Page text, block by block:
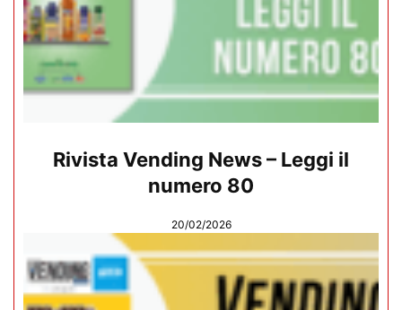
Rivista Vending News – Leggi il
numero 80
20/02/2026